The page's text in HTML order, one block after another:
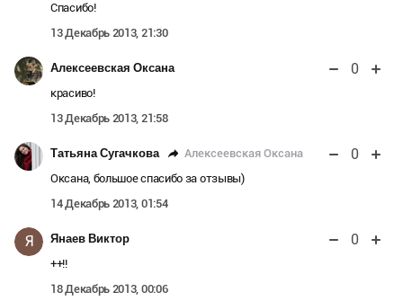
Спасибо!
13 Декабрь 2013, 21:30
Алексеевская Оксана 0
красиво!
13 Декабрь 2013, 21:58
Татьяна Сугачкова Алексеевская Оксана 0
Оксана, большое спасибо за отзывы)
14 Декабрь 2013, 01:54
Я Янаев Виктор 0
++!!
18 Декабрь 2013, 00:06